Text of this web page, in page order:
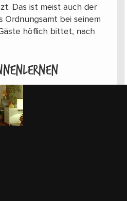
Das ist meist auch der
Ordnungsamt bei seinem
höflich bittet, nach